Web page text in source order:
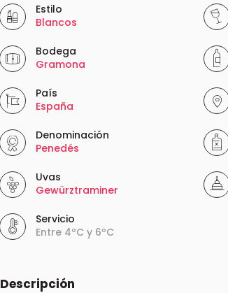
Estilo
Blancos
Bodega
Gramona
País
España
Denominación
Penedés
Uvas
Gewürztraminer
Servicio
Entre 4ºC y 6ºC
Descripción